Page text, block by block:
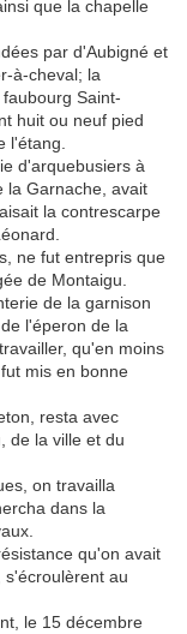
que la chapelle
par d'Aubigné et
à-cheval; la
Saint-
huit ou neuf pied
l'étang.
d'arquebusiers à
la Garnache, avait
la contrescarpe
ne fut entrepris que
de Montaigu.
de la garnison
l'éperon de la
qu'en moins
mis en bonne
resta avec
de la ville et du
on travailla
dans la
qu'on avait
s'écroulèrent au
le 15 décembre